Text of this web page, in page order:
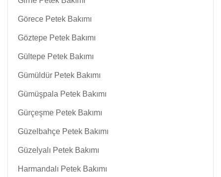
Görece Petek Bakımı
Göztepe Petek Bakımı
Gültepe Petek Bakımı
Gümüldür Petek Bakımı
Gümüşpala Petek Bakımı
Gürçeşme Petek Bakımı
Güzelbahçe Petek Bakımı
Güzelyalı Petek Bakımı
Harmandalı Petek Bakımı